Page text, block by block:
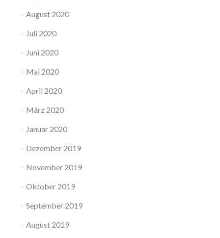
August 2020
Juli 2020
Juni 2020
Mai 2020
April 2020
März 2020
Januar 2020
Dezember 2019
November 2019
Oktober 2019
September 2019
August 2019